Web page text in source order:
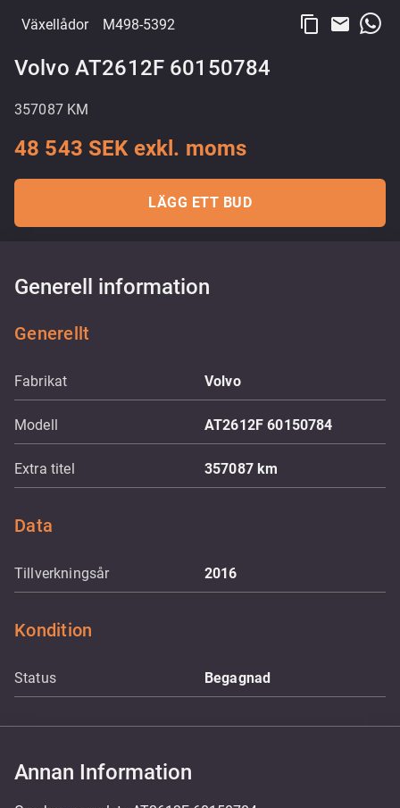
Växellådor M498-5392 content_copy email
Volvo AT2612F 60150784
357087 KM
48 543 SEK exkl. moms
LÄGG ETT BUD
Generell information
Generellt
Fabrikat Volvo
Modell AT2612F 60150784
Extra titel 357087 km
Data
Tillverkningsår 2016
Kondition
Status Begagnad
Annan Information